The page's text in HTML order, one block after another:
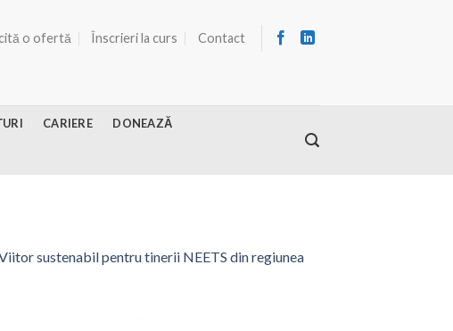
o ofertă Înscrieri la curs Contact
CARIERE DONEAZĂ
sustenabil pentru tinerii NEETS din regiunea